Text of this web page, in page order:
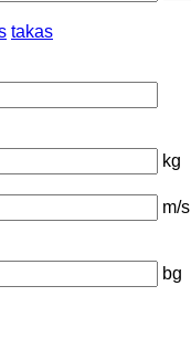
takas
kg
m/s
bg